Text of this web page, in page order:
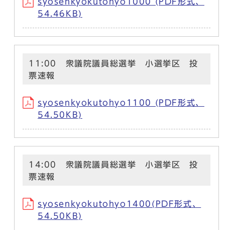
54.46KB)
11:00 衆議院議員総選挙 小選挙区 投
票速報
syosenkyokutohyo1100 (PDF形式、
54.50KB)
14:00 衆議院議員総選挙 小選挙区 投
票速報
syosenkyokutohyo1400(PDF形式、
54.50KB)